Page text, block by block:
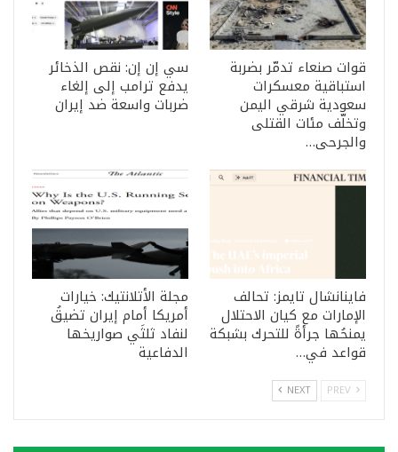
قوات صنعاء تدمّر بضربة
استباقية معسكرات
سعودية شرقي اليمن
وتخلّف مئات القتلى
والجرحى…
سي إن إن: نقص الذخائر
يدفع ترامب إلى إلغاء
ضربات واسعة ضد إيران
فاينانشال تايمز: تحالف
الإمارات مع كيان الاحتلال
يمنحُها جرأةً للتحرك بشبكة
قواعد في…
مجلة الأتلانتيك: خيارات
أمريكا أمام إيران تضيقُ
لنفاد ثلثَي صواريخها
الدفاعية
NEXT